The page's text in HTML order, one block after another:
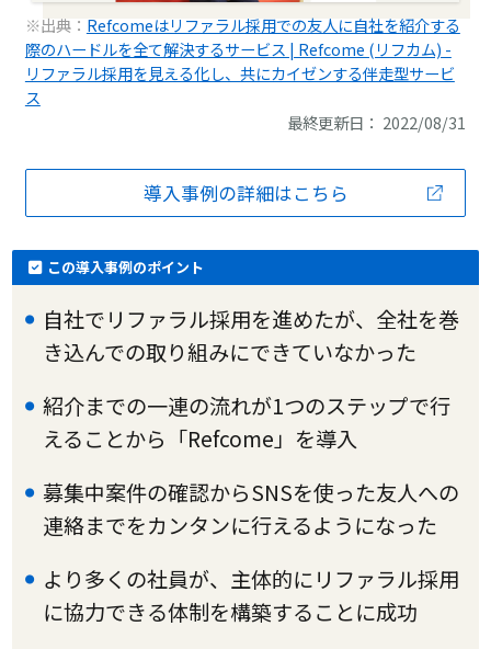
※出典： Refcomeはリファラル採用での友人に自社を紹介する
際のハードルを全て解決するサービス | Refcome (リフカム) -
リファラル採用を見える化し、共にカイゼンする伴走型サービ
ス
最終更新日： 2022/08/31
導入事例の詳細はこちら
この導入事例のポイント
自社でリファラル採用を進めたが、全社を巻
き込んでの取り組みにできていなかった
紹介までの一連の流れが1つのステップで行
えることから「Refcome」を導入
募集中案件の確認からSNSを使った友人への
連絡までをカンタンに行えるようになった
より多くの社員が、主体的にリファラル採用
に協力できる体制を構築することに成功